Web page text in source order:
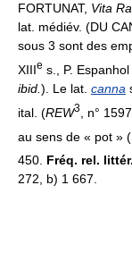
FORTUNAT, Vita
lat. médiév. (DU
sous 3 sont des
XIIIe s., P.
ibid. ). Le lat. canna
ital. (REW3
, n°
au sens de « pot »
450. Fréq. rel.
272, b) 1 667.